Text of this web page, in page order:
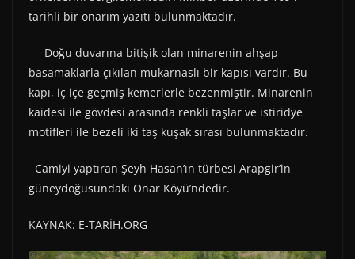
tarihli bir onarım yazıtı bulunmaktadır.
Doğu duvarına bitişik olan minarenin ahşap
basamaklarla çıkılan mukarnaslı bir kapısı vardır. Bu
kapı, iç içe geçmiş kemerlerle bezenmiştir. Minarenin
kaidesi ile gövdesi arasında renkli taşlar ve istiridye
motifleri ile bezeli iki taş kuşak sırası bulunmaktadır.
Camiyi yaptıran Şeyh Hasan’ın türbesi Arapgir’in
güneydoğusundaki Onar Köyü’ndedir.
KAYNAK: E-TARİH.ORG